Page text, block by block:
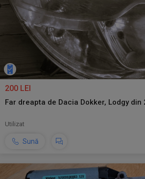
200 LEI
Far dreapta de Dacia Dokker, Lodgy din
Utilizat
Sună